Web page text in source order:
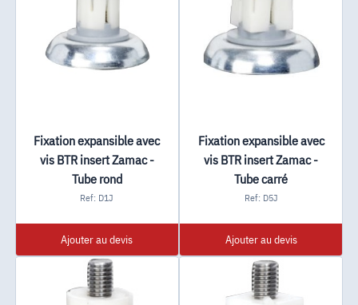
Fixation expansible avec
vis BTR insert Zamac -
Tube rond
Ref: D1J
Ajouter au devis
Fixation expansible avec
vis BTR insert Zamac -
Tube carré
Ref: D5J
Ajouter au devis